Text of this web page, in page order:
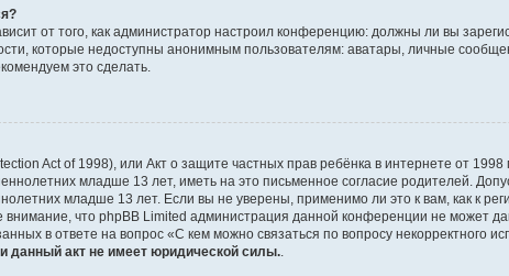
от того, как администратор настроил конференцию: должны ли вы
которые недоступны анонимным пользователям: аватары, личные
это сделать.
Act of 1998), или Акт о защите частных прав ребёнка в интернете от
младше 13 лет, иметь на это письменное согласие родителей.
младше 13 лет. Если вы не уверены, применимо ли это к вам, как к
внимание, что phpBB Limited администрация данной конференции не может
в ответе на вопрос «С кем можно связаться по вопросу некорректного
данный акт не имеет юридической силы..